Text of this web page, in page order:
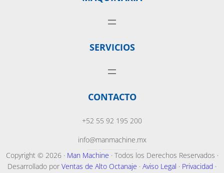
SERVICIOS
CONTACTO
+52 55 92 195 200
info@manmachine.mx
Copyright © 2026 · Man Machine · Todos los Derechos Reservados ·
Desarrollado por Ventas de Alto Octanaje · Aviso Legal · Privacidad ·